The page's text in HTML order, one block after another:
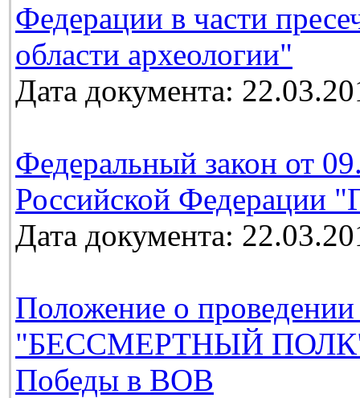
Федерации в части
области археологии"
Дата документа:
Федеральный закон от
Российской Федерации
Дата документа:
Положение о
"БЕССМЕРТНЫЙ ПОЛК",
Победы в ВОВ